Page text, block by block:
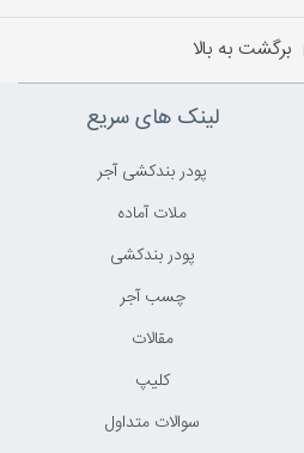
برگشت به بالا
لینک های سریع
پودر بندکشی آجر
ملات آماده
پودر بندکشی
چسب آجر
مقالات
کليپ
سوالات متداول